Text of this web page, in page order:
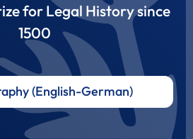
for Legal History since
1500
(English-German)